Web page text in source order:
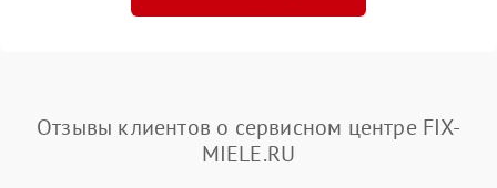
Отзывы клиентов о сервисном центре FIX-
MIELE.RU